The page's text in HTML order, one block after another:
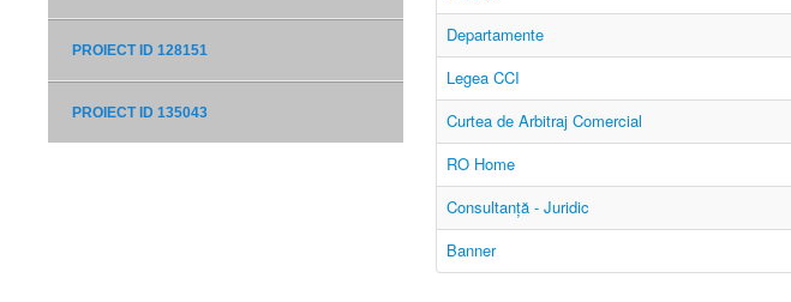
PROIECT ID 128151
PROIECT ID 135043
Departamente
Legea CCI
Curtea de Arbitraj Comercial
RO Home
Consultanță - Juridic
Banner